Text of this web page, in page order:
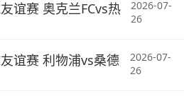
谊赛 奥克兰FCvs热
2026-07-
26
谊赛 利物浦vs桑德
2026-07-
26